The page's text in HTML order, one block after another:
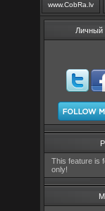
www.CobRa.lv
Личный
This feature is
only!